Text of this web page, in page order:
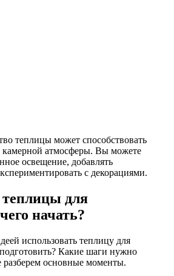
теплицы может способствовать
атмосферы. Вы можете
освещение, добавлять
с декорациями.
теплицы для
начать?
использовать теплицу для
Какие шаги нужно
разберем основные моменты.